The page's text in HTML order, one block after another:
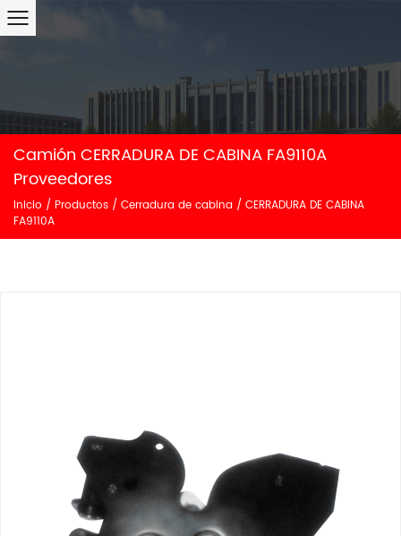
Camión CERRADURA DE CABINA FA9110A
Proveedores
Inicio / Productos / Cerradura de cabina / CERRADURA DE CABINA
FA9110A